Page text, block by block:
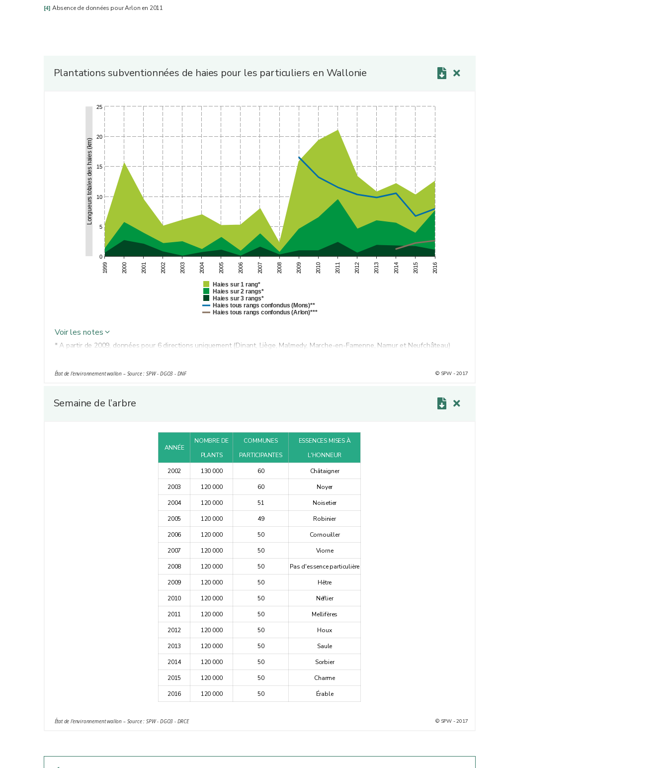
[4] Absence de données pour Arlon en 2011
Plantations subventionnées de haies pour les particuliers en Wallonie
Longueurs totales des haies (km)
Haies sur 1 rang*
Haies sur 2 rangs*
Haies sur 3 rangs*
Haies tous rangs confondus (Mons)**
Haies tous rangs confondus (Arlon)***
1999 2000 2001 2002 2003 2004 2005 2006 2007 2008 2009 2010 2011 2012 2013 2014 2015 2016
0
5
10
15
20
25
Voir les notes
* A partir de 2009, données pour 6 directions uniquement (Dinant, Liège, Malmedy, Marche-en-Famenne, Namur et Neufchâteau)
*** Données inexistantes entre 2009 et 2013 et absence de données détaillées par rang entre 2014 et 2016
État de l’environnement wallon – Source : SPW - DGO3 - DNF © SPW - 2017
Semaine de l’arbre
ANNÉE
NOMBRE DE
PLANTS
COMMUNES
PARTICIPANTES
ESSENCES MISES À
L'HONNEUR
2002
130 000 60
Châtaigner
2003
120 000 60
Noyer
2004
120 000 51
Noisetier
2005
120 000 49
Robinier
2006
120 000 50
Cornouiller
2007
120 000 50
Viorne
2008
120 000 50
Pas d'essence particulière
2009
120 000 50
Hêtre
2010
120 000 50
Néflier
2011
120 000 50
Mellifères
2012
120 000 50
Houx
2013
120 000 50
Saule
2014
120 000 50
Sorbier
2015
120 000 50
Charme
2016
120 000 50 Érable
État de l’environnement wallon – Source : SPW - DGO3 - DRCE © SPW - 2017